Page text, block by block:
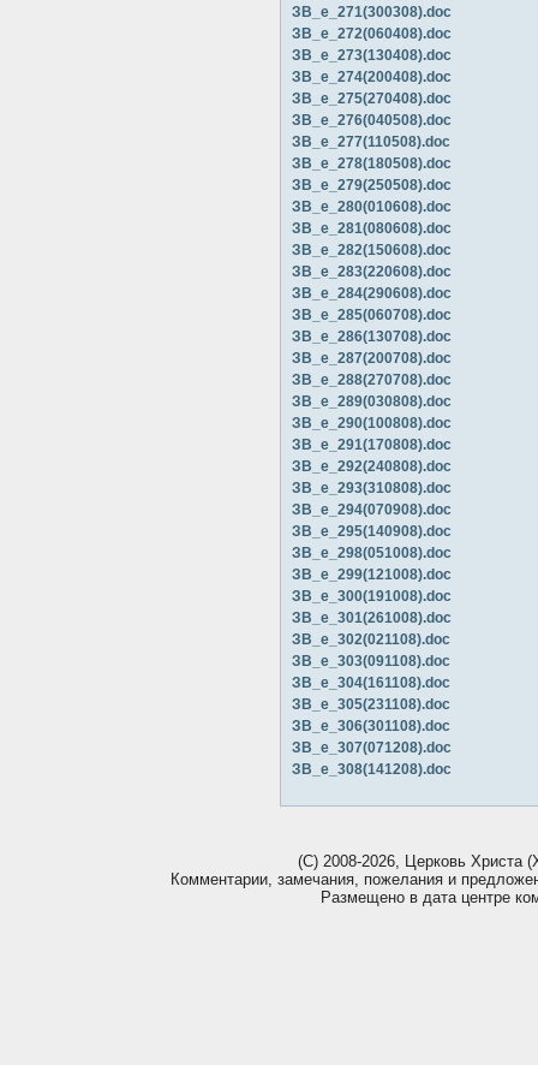
ЗВ_е_271(300308).doc
ЗВ_е_272(060408).doc
ЗВ_е_273(130408).doc
ЗВ_е_274(200408).doc
ЗВ_е_275(270408).doc
ЗВ_е_276(040508).doc
ЗВ_е_277(110508).doc
ЗВ_е_278(180508).doc
ЗВ_е_279(250508).doc
ЗВ_е_280(010608).doc
ЗВ_е_281(080608).doc
ЗВ_е_282(150608).doc
ЗВ_е_283(220608).doc
ЗВ_е_284(290608).doc
ЗВ_е_285(060708).doc
ЗВ_е_286(130708).doc
ЗВ_е_287(200708).doc
ЗВ_е_288(270708).doc
ЗВ_е_289(030808).doc
ЗВ_е_290(100808).doc
ЗВ_е_291(170808).doc
ЗВ_е_292(240808).doc
ЗВ_е_293(310808).doc
ЗВ_е_294(070908).doc
ЗВ_е_295(140908).doc
ЗВ_е_298(051008).doc
ЗВ_е_299(121008).doc
ЗВ_е_300(191008).doc
ЗВ_е_301(261008).doc
ЗВ_е_302(021108).doc
ЗВ_е_303(091108).doc
ЗВ_е_304(161108).doc
ЗВ_е_305(231108).doc
ЗВ_е_306(301108).doc
ЗВ_е_307(071208).doc
ЗВ_е_308(141208).doc
(С) 2008-2026, Церковь Христа
Комментарии, замечания, пожелания и
Размещено в дата центре